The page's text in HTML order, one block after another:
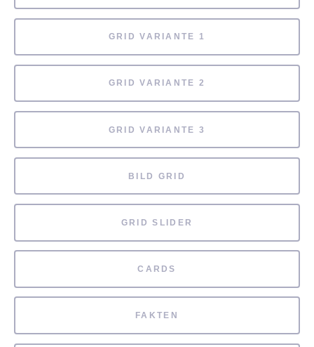
GRID VARIANTE 1
GRID VARIANTE 2
GRID VARIANTE 3
BILD GRID
GRID SLIDER
CARDS
FAKTEN